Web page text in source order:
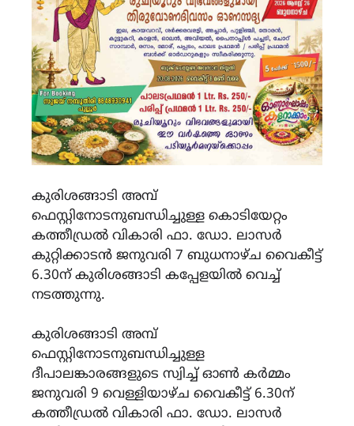
കുരിശങ്ങാടി അമ്പ്
ഫെസ്റ്റിനോടനുബന്ധിച്ചുള്ള കൊടിയേറ്റം
കത്തീഡ്രൽ വികാരി ഫാ. ഡോ. ലാസർ
കുറ്റിക്കാടൻ ജനുവരി 7 ബുധനാഴ്‌ച വൈകീട്ട്
6.30ന് കുരിശങ്ങാടി കപ്പേളയിൽ വെച്ച്
നടത്തുന്നു.
കുരിശങ്ങാടി അമ്പ്
ഫെസ്റ്റിനോടനുബന്ധിച്ചുള്ള
ദീപാലങ്കാരങ്ങളുടെ സ്വിച്ച് ഓൺ കർമ്മം
ജനുവരി 9 വെള്ളിയാഴ്‌ച വൈകീട്ട് 6.30ന്
കത്തീഡ്രൽ വികാരി ഫാ. ഡോ. ലാസർ